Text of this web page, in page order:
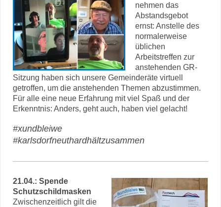
nehmen das
Abstandsgebot
ernst: Anstelle des
normalerweise
üblichen
Arbeitstreffen zur
anstehenden GR-
Sitzung haben sich unsere Gemeinderäte virtuell
getroffen, um die anstehenden Themen abzustimmen.
Für alle eine neue Erfahrung mit viel Spaß und der
Erkenntnis: Anders, geht auch, haben viel gelacht!
#xundbleiwe
#karlsdorfneuthardhältzusammen
21.04.: Spende
Schutzschildmasken
Zwischenzeitlich gilt die